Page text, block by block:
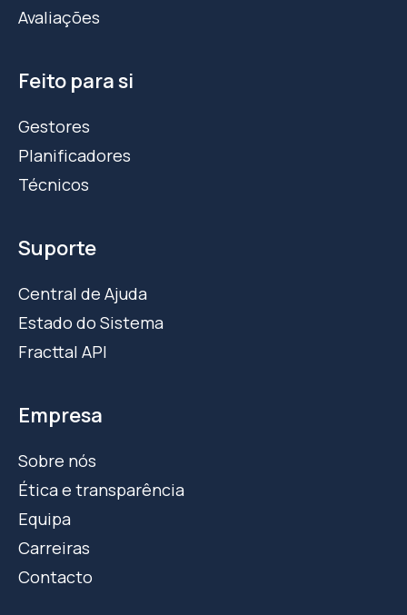
Avaliações
Feito para si
Gestores
Planificadores
Técnicos
Suporte
Central de Ajuda
Estado do Sistema
Fracttal API
Empresa
Sobre nós
Ética e transparência
Equipa
Carreiras
Contacto